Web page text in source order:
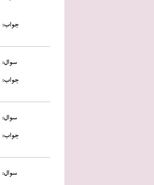
:جواب
:سوال
:جواب
:سوال
:جواب
:سوال